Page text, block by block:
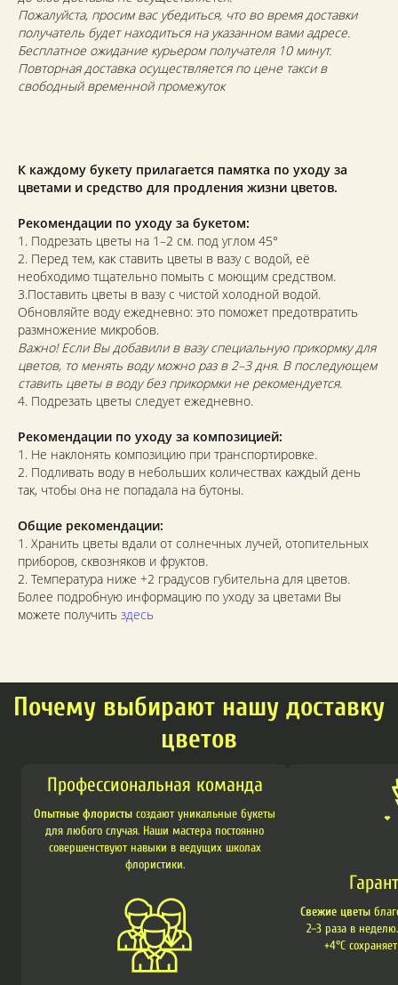
Пожалуйста, просим вас убедиться, что во время доставки
получатель будет находиться на указанном вами адресе.
Бесплатное ожидание курьером получателя 10 минут.
Повторная доставка осуществляется по цене такси в
свободный временной промежуток
К каждому букету прилагается памятка по уходу за
цветами и средство для продления жизни цветов.
Рекомендации по уходу за букетом:
1. Подрезать цветы на 1–2 см. под углом 45°
2. Перед тем, как ставить цветы в вазу с водой, её
необходимо тщательно помыть с моющим средством.
3.Поставить цветы в вазу с чистой холодной водой.
Обновляйте воду ежедневно: это поможет предотвратить
размножение микробов.
Важно! Если Вы добавили в вазу специальную прикормку для
цветов, то менять воду можно раз в 2–3 дня. В последующем
ставить цветы в воду без прикормки не рекомендуется.
4. Подрезать цветы следует ежедневно.
Рекомендации по уходу за композицией:
1. Не наклонять композицию при транспортировке.
2. Подливать воду в небольших количествах каждый день
так, чтобы она не попадала на бутоны.
Общие рекомендации:
1. Хранить цветы вдали от солнечных лучей, отопительных
приборов, сквозняков и фруктов.
2. Температура ниже +2 градусов губительна для цветов.
Более подробную информацию по уходу за цветами Вы
можете получить здесь
Почему выбирают нашу доставку
цветов
Профессиональная команда
Опытные флористы создают уникальные букеты
для любого случая. Наши мастера постоянно
совершенствуют навыки в ведущих школах
флористики.
Свежие цветы
2–3 раза в
+4°C